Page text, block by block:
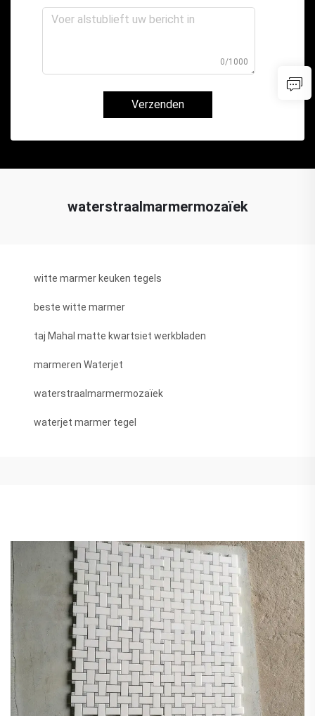
0/1000
Verzenden
waterstraalmarmermozaïek
witte marmer keuken tegels
beste witte marmer
taj Mahal matte kwartsiet werkbladen
marmeren Waterjet
waterstraalmarmermozaïek
waterjet marmer tegel